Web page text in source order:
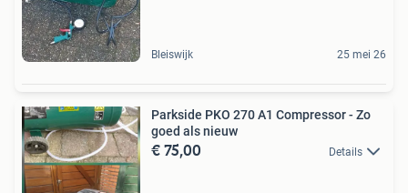
Bleiswijk 25 mei 26
Parkside PKO 270 A1 Compressor - Zo
goed als nieuw
€ 75,00 Details